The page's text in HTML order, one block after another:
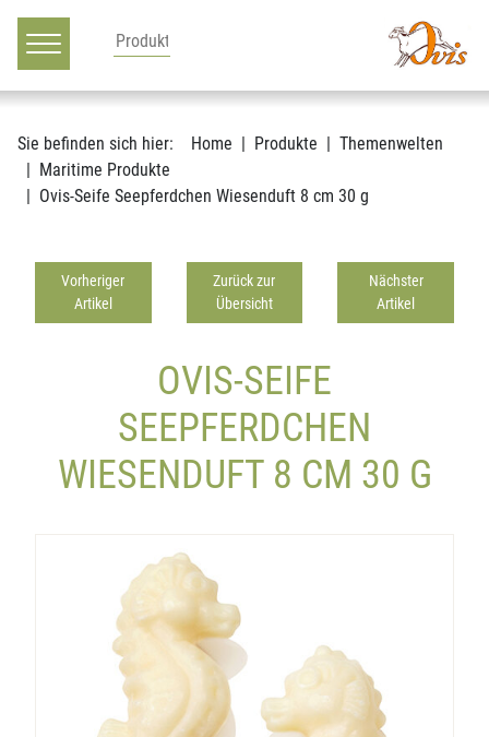
Hauptnavigation
Zum Inhalt
Sie befinden sich hier: Home Produkte
Themenwelten
Maritime Produkte
Ovis-Seife Seepferdchen Wiesenduft 8 cm 30 g
Vorheriger
Artikel
Zurück zur
Übersicht
Nächster
Artikel
OVIS-SEIFE
SEEPFERDCHEN
WIESENDUFT 8 CM 30 G